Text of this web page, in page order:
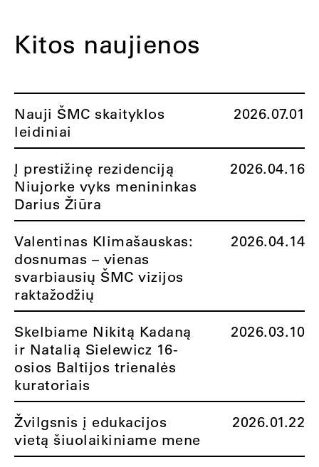
Kitos naujienos
Nauji ŠMC skaityklos
leidiniai
2026.07.01
Į prestižinę rezidenciją
Niujorke vyks menininkas
Darius Žiūra
2026.04.16
Valentinas Klimašauskas:
dosnumas – vienas
svarbiausių ŠMC vizijos
raktažodžių
2026.04.14
Skelbiame Nikitą Kadaną
ir Natalią Sielewicz 16-
osios Baltijos trienalės
kuratoriais
2026.03.10
Žvilgsnis į edukacijos
vietą šiuolaikiniame mene
2026.01.22